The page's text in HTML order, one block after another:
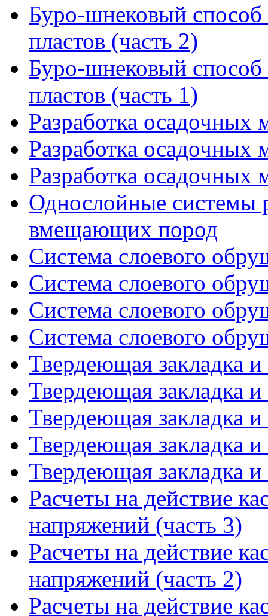
Буро-шнековый
пластов (часть 2)
Буро-шнековый
пластов (часть 1)
Разработка осадочных
Разработка осадочных
Разработка осадочных
Однослойные системы
вмещающих пород
Система слоевого
Система слоевого
Система слоевого
Система слоевого
Твердеющая закладка и
Твердеющая закладка и
Твердеющая закладка и
Твердеющая закладка и
Твердеющая закладка и
Расчеты на действие
напряжений (часть 3)
Расчеты на действие
напряжений (часть 2)
Расчеты на действие